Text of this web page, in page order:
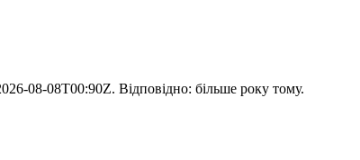
08-08T00:90Z. Відповідно: більше року тому.